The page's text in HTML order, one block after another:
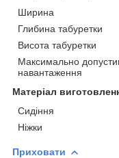
Ширина
Глибина табуретки
Висота табуретки
Максимально
навантаження
Матеріал
Сидіння
Ніжки
Приховати